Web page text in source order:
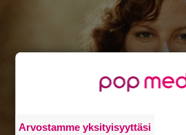
Arvostamme yksityisyyttäsi